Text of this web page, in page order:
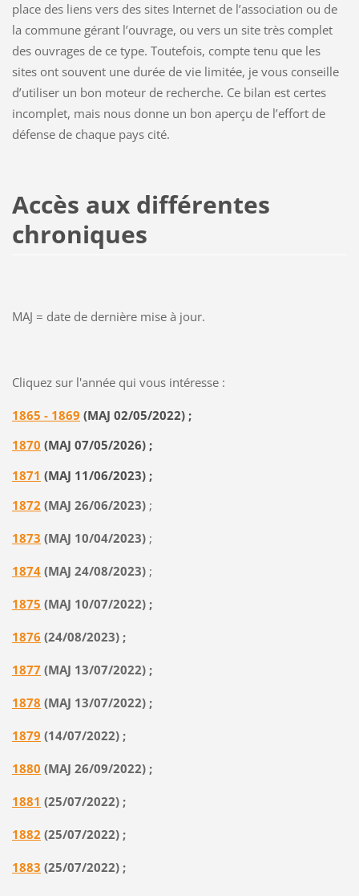
place des liens vers des sites Internet de l’association ou de
la commune gérant l’ouvrage, ou vers un site très complet
des ouvrages de ce type. Toutefois, compte tenu que les
sites ont souvent une durée de vie limitée, je vous conseille
d’utiliser un bon moteur de recherche. Ce bilan est certes
incomplet, mais nous donne un bon aperçu de l’effort de
défense de chaque pays cité.
Accès aux différentes
chroniques
MAJ = date de dernière mise à jour.
Cliquez sur l'année qui vous intéresse :
1865 - 1869 (MAJ 02/05/2022);
1870 (MAJ 07/05/2026);
1871 (MAJ 11/06/2023);
1872 (MAJ 26/06/2023);
1873 (MAJ 10/04/2023);
1874 (MAJ 24/08/2023);
1875 (MAJ 10/07/2022) ;
1876 (24/08/2023) ;
1877 (MAJ 13/07/2022) ;
1878 (MAJ 13/07/2022) ;
1879 (14/07/2022) ;
1880 (MAJ 26/09/2022) ;
1881 (25/07/2022) ;
1882 (25/07/2022) ;
1883 (25/07/2022) ;